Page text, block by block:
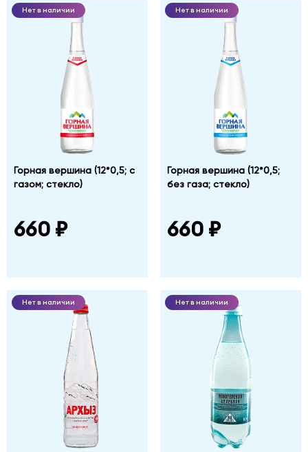
№
Нет в наличии
Горная вершина (12*0,5; с
газом; стекло)
660 ₽
Нет в наличии
Горная вершина (12*0,5;
без газа; стекло)
660 ₽
Нет в наличии Нет в наличии